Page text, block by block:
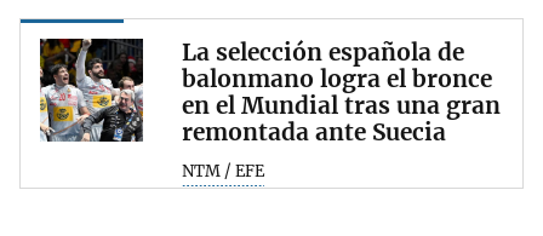
La selección española de
balonmano logra el bronce
en el Mundial tras una gran
remontada ante Suecia
NTM / EFE